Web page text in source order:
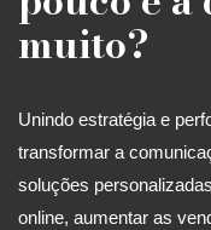
muito?
Unindo estratégia e
transformar a
soluções
online, aumentar as